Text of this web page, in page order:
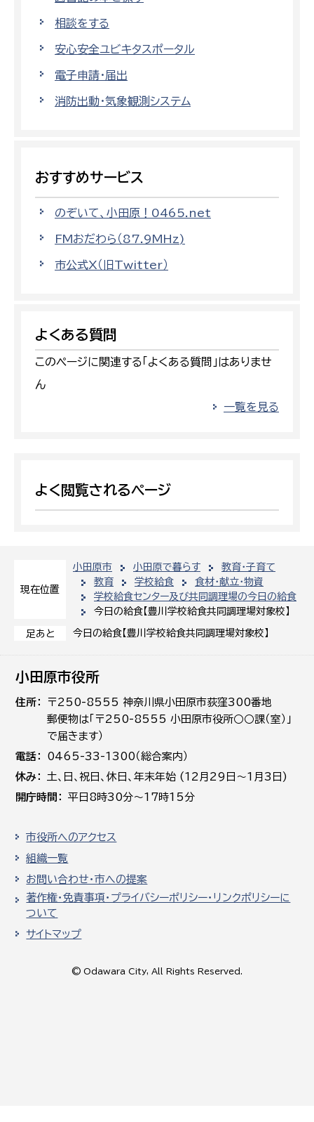
現在位置
小田原市 小田原で暮らす
教育・子育て
教育
学校給食
食材・献立・物資
学校給食センター及び共同調理場の今日の給食
今日の給食【豊川学校給食共同調理場対象校】
足あと 今日の給食【豊川学校給食共同調理場対象校】
相談をする
安心安全ユビキタスポータル
電子申請・届出
消防出動・気象観測システム
おすすめサービス
のぞいて、小田原！0465.net
FMおだわら（87.9MHz)
市公式X（旧Twitter）
よくある質問
このページに関連する「よくある質問」はありませ
ん
一覧を見る
よく閲覧されるページ
小田原市役所
住所
〒250-8555 神奈川県小田原市荻窪300番地
郵便物は「〒250-8555 小田原市役所○○課（室）」
で届きます）
電話
0465-33-1300（総合案内）
休み
土､日､祝日、休日、年末年始 (12月29日～1月3日)
開庁時間
平日8時30分～17時15分
市役所へのアクセス
組織一覧
お問い合わせ・市への提案
著作権・免責事項・プライバシーポリシー・リンクポリシーに
ついて
サイトマップ
© Odawara City, All Rights Reserved.